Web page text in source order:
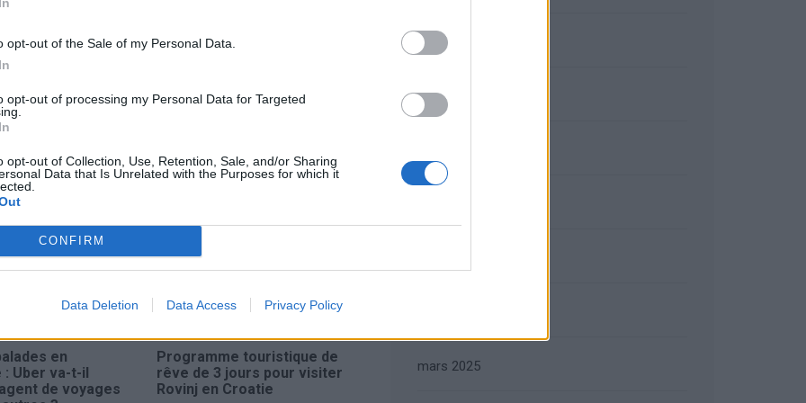
opt-out of the Sale of my Personal Data.
opt-out of processing my Personal Data for Targeted
opt-out of Collection, Use, Retention, Sale, and/or Sharing
Data that Is Unrelated with the Purposes for which it
CONFIRM
Data Deletion Data Access Privacy Policy
règle
leur ponctualité exemplaire. Des aéroports comme
Annecy-Meythet ou Cannes-Mandelieu
ce qui en fait des exemples à suivre.
en
Uber va-t-il
de voyages
Programme touristique de
rêve de 3 jours pour visiter
Rovinj en Croatie
septembre 2025
août 2025
mars 2025